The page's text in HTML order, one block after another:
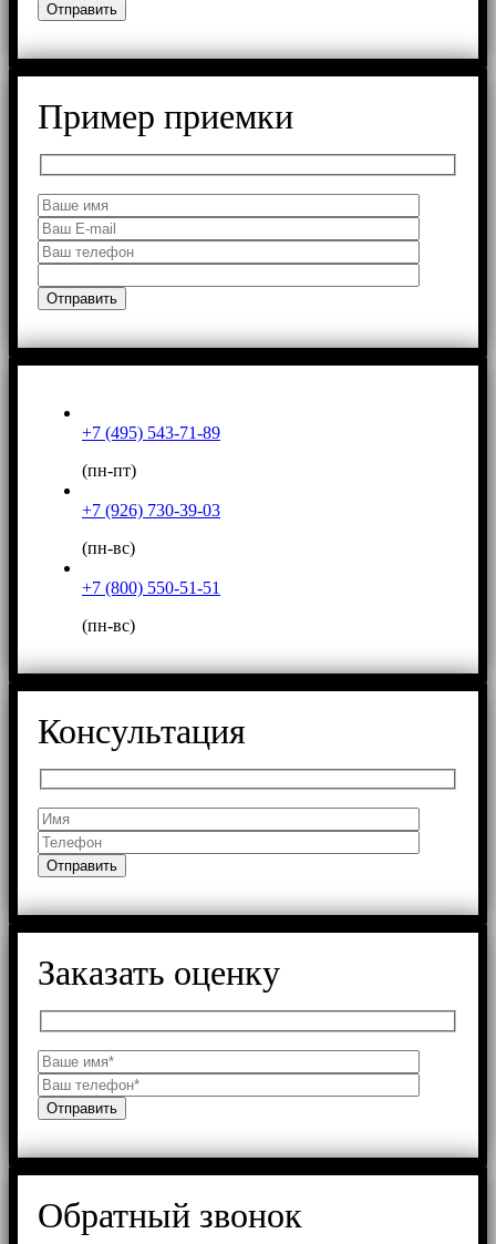
Пример приемки
+7 (495) 543-71-89
(пн-пт)
+7 (926) 730-39-03
(пн-вс)
+7 (800) 550-51-51
(пн-вс)
Консультация
Заказать оценку
Обратный звонок